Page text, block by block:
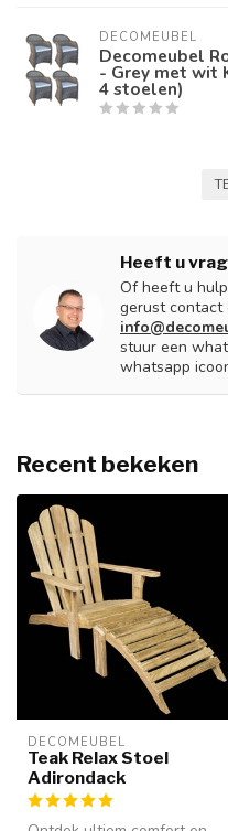
DECOMEUBEL
Decomeubel
- Grey met wit
4 stoelen)
Heeft u
Of heeft u
gerust contact
stuur een
whatsapp
Recent bekeken
DECOMEUBEL
Teak Relax Stoel
Adirondack